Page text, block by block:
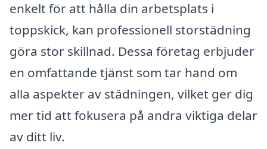
enkelt för att hålla din arbetsplats i
toppskick, kan professionell storstädning
göra stor skillnad. Dessa företag erbjuder
en omfattande tjänst som tar hand om
alla aspekter av städningen, vilket ger dig
mer tid att fokusera på andra viktiga delar
av ditt liv.